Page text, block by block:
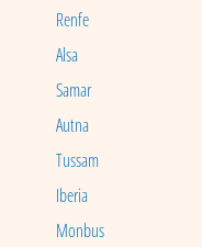
Renfe
Alsa
Samar
Autna
Tussam
Iberia
Monbus